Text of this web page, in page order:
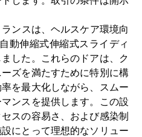
ランスは、ヘルスケア環境向
動伸縮式伸縮式スライディ
した。これらのドアは、ク
ズを満たすために特別に構
を最大化しながら、スムー
ンスを提供します。この設
スの容易さ、および感染制
にとって理想的なソリュー